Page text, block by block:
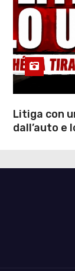
Litiga con
dall’auto e